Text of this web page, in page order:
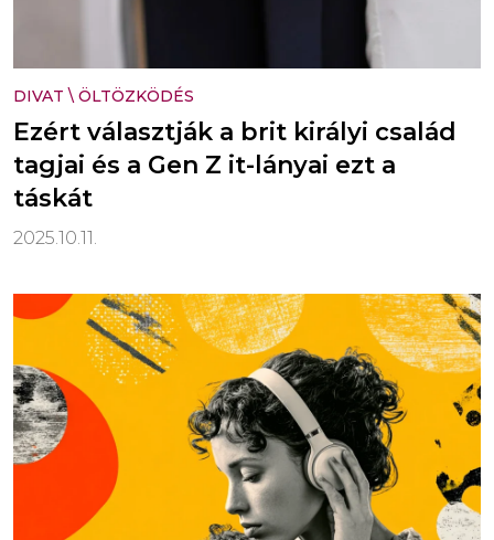
DIVAT \ ÖLTÖZKÖDÉS
Ezért választják a brit királyi család
tagjai és a Gen Z it-lányai ezt a
táskát
2025.10.11.